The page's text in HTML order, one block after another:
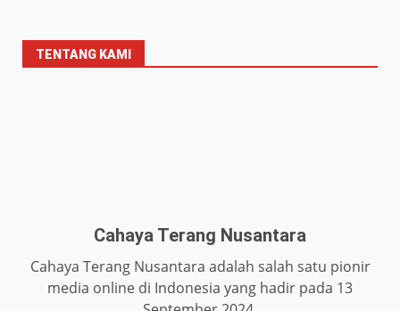
TENTANG KAMI
Cahaya Terang Nusantara
Cahaya Terang Nusantara adalah salah satu pionir
media online di Indonesia yang hadir pada 13